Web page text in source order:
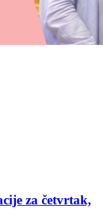
za četvrtak,